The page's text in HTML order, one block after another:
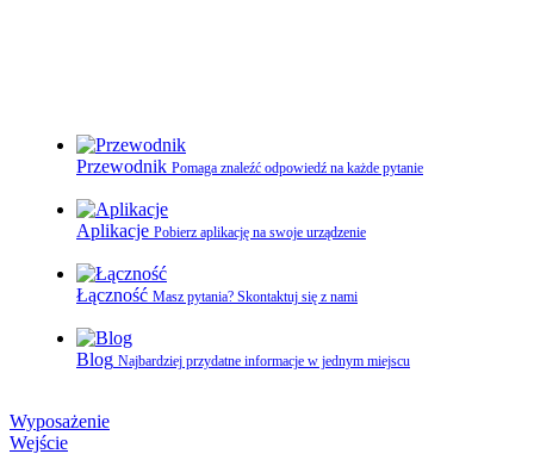
Przewodnik Pomaga znaleźć odpowiedź na każde pytanie
Aplikacje Pobierz aplikację na swoje urządzenie
Łączność Masz pytania? Skontaktuj się z nami
Blog Najbardziej przydatne informacje w jednym miejscu
Wyposażenie
Wejście